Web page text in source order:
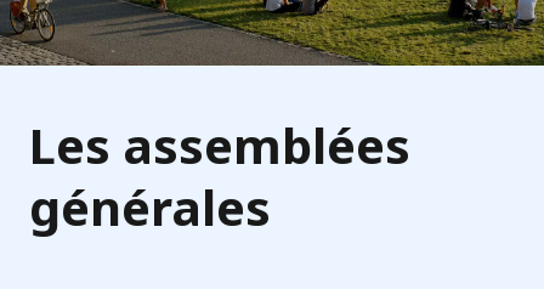
Les assemblées
générales